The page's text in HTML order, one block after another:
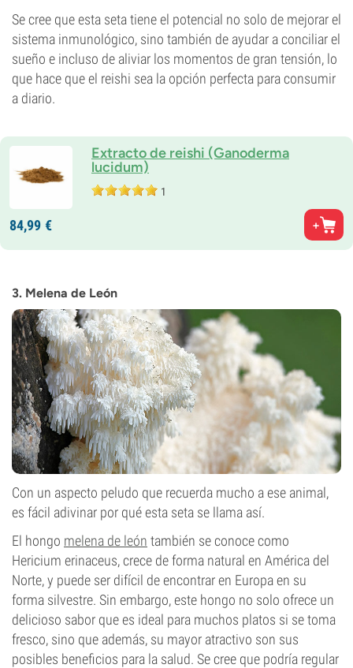
Se cree que esta seta tiene el potencial no solo de mejorar el
sistema inmunológico, sino también de ayudar a conciliar el
sueño e incluso de aliviar los momentos de gran tensión, lo
que hace que el reishi sea la opción perfecta para consumir
a diario.
Extracto de reishi (Ganoderma
lucidum)
1
84,99 €
3. Melena de León
Con un aspecto peludo que recuerda mucho a ese animal,
es fácil adivinar por qué esta seta se llama así.
El hongo melena de león también se conoce como
Hericium erinaceus, crece de forma natural en América del
Norte, y puede ser difícil de encontrar en Europa en su
forma silvestre. Sin embargo, este hongo no solo ofrece un
delicioso sabor que es ideal para muchos platos si se toma
fresco, sino que además, su mayor atractivo son sus
posibles beneficios para la salud. Se cree que podría regular